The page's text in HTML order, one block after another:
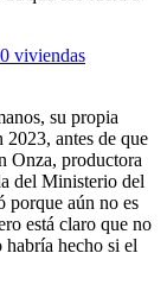
viviendas
su propia
antes de que
Onza, productora
del Ministerio del
porque aún no es
está claro que no
hecho si el